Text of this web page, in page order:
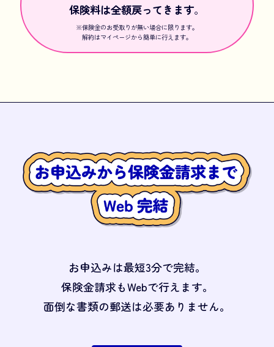
保険料は全額戻ってきます。
※保険金のお受取りが無い場合に限ります。
解約はマイページから簡単に行えます。
お申込みは最短3分で完結。
保険金請求もWebで行えます。
面倒な書類の郵送は必要ありません。